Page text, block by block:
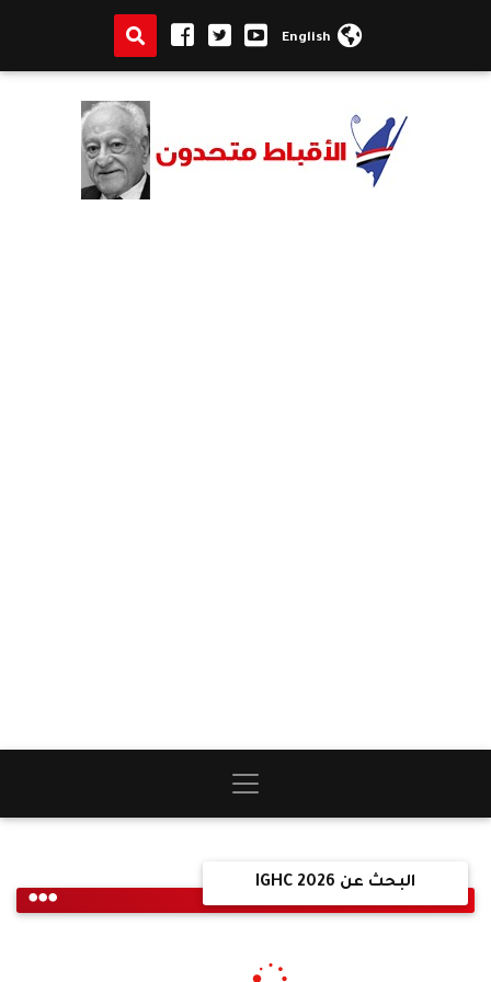
English
البحث عن IGHC 2026